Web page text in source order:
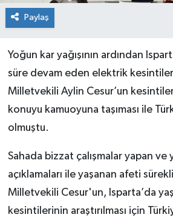
Paylaş
Yoğun kar yağışının ardından
süre devam eden elektrik
Milletvekili Aylin Cesur’un
konuyu kamuoyuna taşıması ile
olmuştu.
Sahada bizzat çalışmalar yapan ve
açıklamaları ile yaşanan afeti
Milletvekili Cesur'un, Isparta’da
kesintilerinin araştırılması için